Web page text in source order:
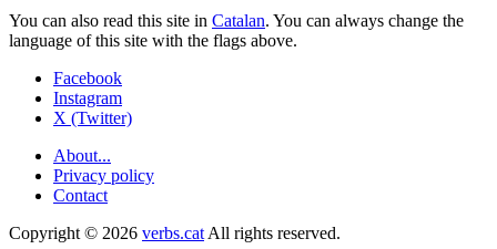
You can also read this site in Catalan. You can always change the
language of this site with the flags above.
Facebook
Instagram
X (Twitter)
About...
Privacy policy
Contact
Copyright © 2026 verbs.cat All rights reserved.